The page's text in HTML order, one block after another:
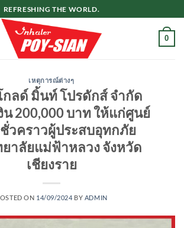
REFRESHING THE WORLD.
0
เหตุการณ์ต่างๆ
กลด์ มิ้นท์ โปรดักส์ จำกัด
น 200,000 บาท ให้แก่ศูนย์
วคราวผู้ประสบอุทกภั​ย​
าลัยแม่ฟ้าหลวง​ จังหวัด
เชียงราย
ON 14/09/2024 BY ADMIN